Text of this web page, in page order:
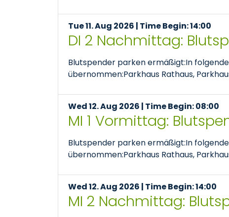
Tue 11. Aug 2026 | Time Begin: 14:00
DI 2 Nachmittag:
Blutspender parken ermäßigt:In
übernommen:Parkhaus Rathaus,
Wed 12. Aug 2026 | Time Begin: 08:00
MI 1 Vormittag:
Blutspender parken ermäßigt:In
übernommen:Parkhaus Rathaus,
Wed 12. Aug 2026 | Time Begin: 14:00
MI 2 Nachmittag: